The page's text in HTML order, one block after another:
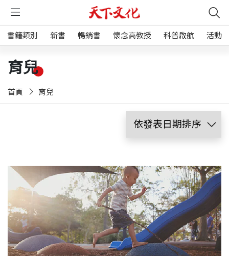
書籍類別 新書 暢銷書 懷念高教授 科普啟航 活動
育兒
首頁 育兒